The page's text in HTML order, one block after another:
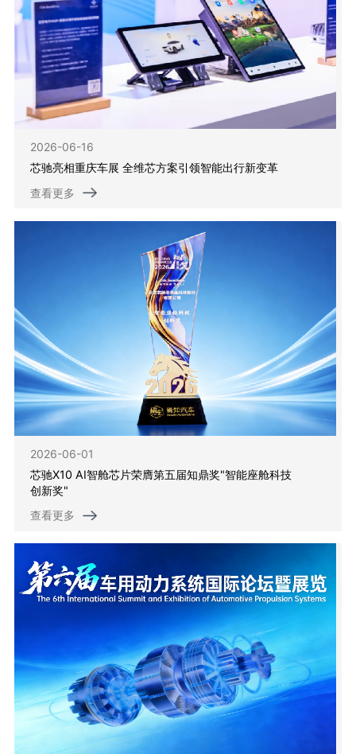
2026-06-16
芯驰亮相重庆车展 全维芯方案引领智能出行新变革
查看更多
2026-06-01
芯驰X10 AI智舱芯片荣膺第五届知鼎奖"智能座舱科技
创新奖"
查看更多